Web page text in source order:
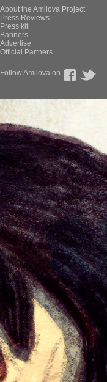
About the Amilova Project
Press Reviews
Press kit
Banners
Advertise
Official Partners
Follow Amilova on